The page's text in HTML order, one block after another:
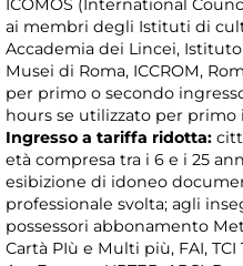
ICOMOS (International
ai membri degli Istituti di
Accademia dei Lincei,
Musei di Roma, ICCROM,
per primo o secondo
hours se utilizzato per primo
Ingresso a tariffa ridotta:
età compresa tra i 6 e i 25
esibizione di idoneo
professionale svolta; agli
possessori abbonamento
Cartà PIù e Multi più, FAI,